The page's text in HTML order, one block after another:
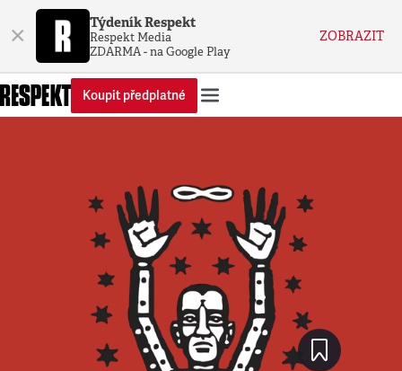
× Týdeník Respekt
Respekt Media
ZDARMA - na Google Play
ZOBRAZIT
Koupit předplatné